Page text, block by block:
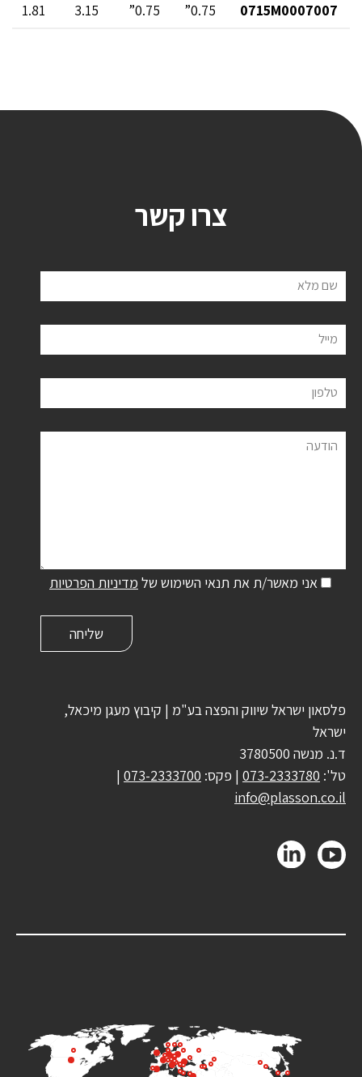
0715M0007007
0.75”
0.75”
3.15
1.81
צרו קשר
שם מלא
מייל
טלפון
הודעה
אני מאשר/ת את תנאי השימוש של מדיניות הפרטיות
פלסאון ישראל שיווק והפצה בע"מ | קיבוץ מעגן מיכאל,
ישראל
ד.נ. מנשה 3780500
טל': 073-2333780 | פקס: 073-2333700
|
info@plasson.co.il